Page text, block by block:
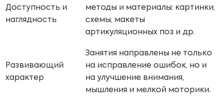
Доступность и
наглядность
методы и материалы: картинки,
схемы, макеты
артикуляционных поз и др.
Развивающий
характер
Занятия направлены не только
на исправление ошибок, но и
на улучшение внимания,
мышления и мелкой моторики.